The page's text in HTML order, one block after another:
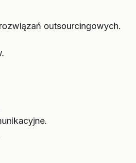
outsourcingowych.